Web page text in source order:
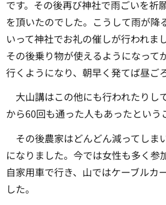
です。その後再び神社で雨ごいを祈
を頂いたのでした。こうして雨が降
いって神社でお礼の催しが行われま
その後乗り物が使えるようになって
行くようになり、朝早く発てば昼ご
大山講はこの他にも行われたりし
から60回も通った人もあったという
その後農家はどんどん減ってしま
になりました。今では女性も多く参
自家用車で行き、山ではケーブルカ
した。